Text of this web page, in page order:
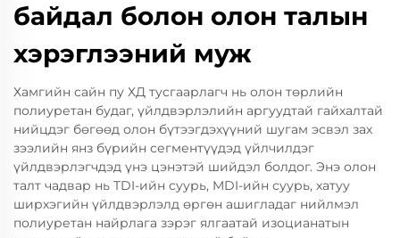
байдал болон олон талын
хэрэглээний муж
Хамгийн сайн пу ХД тусгаарлагч нь олон төрлийн
полиуретан будаг, үйлдвэрлэлийн аргуудтай гайхалтай
нийцдэг бөгөөд олон бүтээгдэхүүний шугам эсвэл зах
зээлийн янз бүрийн сегментүүдэд үйлчилдэг
үйлдвэрлэгчдэд үнэ цэнэтэй шийдэл болдог. Энэ олон
талт чадвар нь TDI-ийн суурь, MDI-ийн суурь, хатуу
ширхэгийн үйлдвэрлэлд өргөн ашигладаг нийлмэл
полиуретан найрлага зэрэг ялгаатай изоцианатын